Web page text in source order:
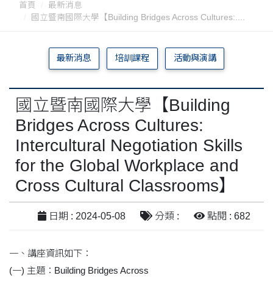
首頁
最新消息
國立暨南國際大學【Building Bridges Across Cultures:....
最新消息 培訓課程 活動與演講
國立暨南國際大學【Building
Bridges Across Cultures:
Intercultural Negotiation Skills
for the Global Workplace and
Cross Cultural Classrooms】
日期 : 2024-05-08 分類 : 點閱 : 682
一、講座資訊如下：
(一) 主題：Building Bridges Across